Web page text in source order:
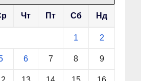
Чт Пт Сб Нд
1 2
6 7 8 9